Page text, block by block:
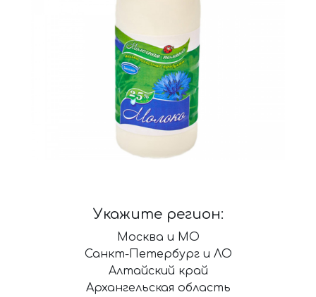
Укажите регион:
Москва и МО
Санкт-Петербург и ЛО
Алтайский край
Архангельская область